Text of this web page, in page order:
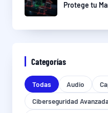
Protege tu
Categorías
Todas Audio
Ciberseguridad